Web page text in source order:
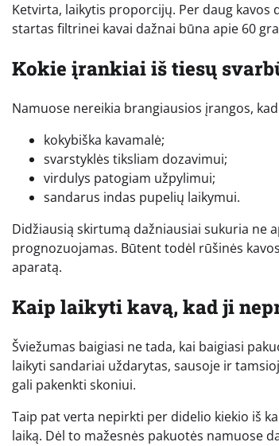
Ketvirta, laikytis proporcijų. Per daug kavos
startas filtrinei kavai dažnai būna apie 60
Kokie įrankiai iš tiesų
Namuose nereikia brangiausios įrangos,
kokybiška kavamalė;
svarstyklės tiksliam dozavimui;
virdulys patogiam užpylimui;
sandarus indas pupelių laikymui.
Didžiausią skirtumą dažniausiai sukuria ne
prognozuojamas. Būtent todėl rūšinės
aparatą.
Kaip laikyti kavą, kad ji
Šviežumas baigiasi ne tada, kai baigiasi
laikyti sandariai uždarytas, sausoje ir
gali pakenkti skoniui.
Taip pat verta nepirkti per didelio kiekio iš
laiką. Dėl to mažesnės pakuotės namuose